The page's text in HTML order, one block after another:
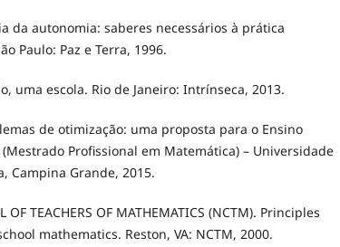
da autonomia: saberes necessários à prática
Paulo: Paz e Terra, 1996.
uma escola. Rio de Janeiro: Intrínseca, 2013.
de otimização: uma proposta para o Ensino
Profissional em Matemática) – Universidade
Campina Grande, 2015.
OF TEACHERS OF MATHEMATICS (NCTM). Principles
mathematics. Reston, VA: NCTM, 2000.